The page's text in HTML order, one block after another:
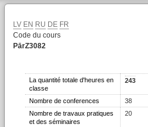
LV EN RU DE FR
Code du cours
PārZ3082
La quantité totale d'heures en
classe
243
Nombre de conferences
38
Nombre de travaux pratiques
et des séminaires
20